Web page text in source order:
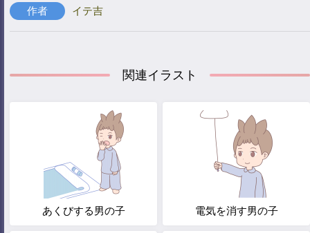
作者 イテ吉
関連イラスト
あくびする男の子 電気を消す男の子